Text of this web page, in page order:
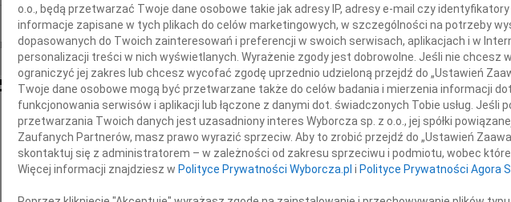
REGION: Warszawa
DATA EMISJI: 23.01.2023
Żegnamy
Andrzeja Dudzińskiego
INNE
Asia
Asia
Z żalem
Janusz
Janusz
W dniu
o.o., będą przetwarzać Twoje dane osobowe takie jak adresy IP, adresy e-mail czy
informacje zapisane w tych plikach do celów marketingowych, w szczególności na potrzeby
dopasowanych do Twoich zainteresowań i preferencji w swoich serwisach, aplikacjach i w
personalizacji treści w nich wyświetlanych. Wyrażenie zgody jest dobrowolne. Jeśli nie chcesz
ograniczyć jej zakres lub chcesz wycofać zgodę uprzednio udzieloną przejdź do „Ustawień
Twoje dane osobowe mogą być przetwarzane także do celów badania i mierzenia informacji
funkcjonowania serwisów i aplikacji lub łączone z danymi dot. świadczonych Tobie usług. Jeśli
przetwarzania Twoich danych jest uzasadniony interes Wyborcza sp. z o.o., jej spółki
Zaufanych Partnerów, masz prawo wyrazić sprzeciw. Aby to zrobić przejdź do „Ustawień
skontaktuj się z administratorem – w zależności od zakresu sprzeciwu i podmiotu, wobec
Więcej informacji znajdziesz w Polityce Prywatności Wyborcza.pl i Polityce Prywatności Agora